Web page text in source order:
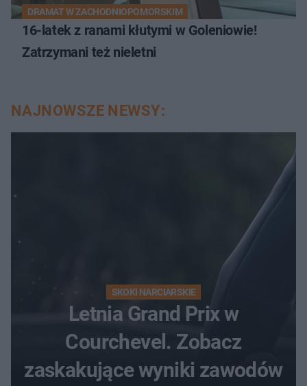
DRAMAT W ZACHODNIOPOMORSKIM
16-latek z ranami kłutymi w Goleniowie!
Zatrzymani też nieletni
NAJNOWSZE NEWSY:
SKOKI NARCIARSKIE
Letnia Grand Prix w
Courchevel. Zobacz
zaskakujące wyniki zawodów